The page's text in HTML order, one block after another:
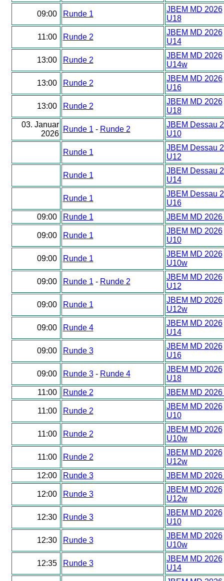
09:00 Runde 1
JBEM MD 2026
U18
11:00 Runde 2
JBEM MD 2026
U14
13:00 Runde 2
JBEM MD 2026
U14w
13:00 Runde 2
JBEM MD 2026
U16
13:00 Runde 2
JBEM MD 2026
U18
03. Januar
2026
Runde 1 - Runde 2
JBEM Dessau
U10
Runde 1
JBEM Dessau
U12
Runde 1
JBEM Dessau
U14
Runde 1
JBEM Dessau
U16
09:00
Runde 1 JBEM MD 2026
09:00 Runde 1
JBEM MD 2026
U10
09:00 Runde 1
JBEM MD 2026
U10w
09:00 Runde 1 - Runde 2
JBEM MD 2026
U12
09:00 Runde 1
JBEM MD 2026
U12w
09:00 Runde 4
JBEM MD 2026
U14
09:00 Runde 3
JBEM MD 2026
U16
09:00 Runde 3- Runde 4
JBEM MD 2026
U18
11:00
Runde 2 JBEM MD 2026
11:00 Runde 2
JBEM MD 2026
U10
11:00 Runde 2
JBEM MD 2026
U10w
11:00 Runde 2
JBEM MD 2026
U12w
12:00
Runde 3 JBEM MD 2026
12:00 Runde 3
JBEM MD 2026
U12w
12:30 Runde 3
JBEM MD 2026
U10
12:30 Runde 3
JBEM MD 2026
U10w
12:35 Runde 3
JBEM MD 2026
U14